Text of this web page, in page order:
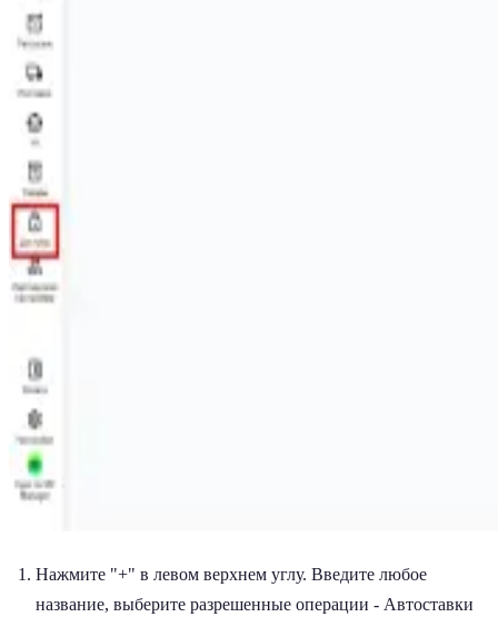
Нажмите "+" в левом верхнем углу. Введите любое
название, выберите разрешенные операции - Автоставки